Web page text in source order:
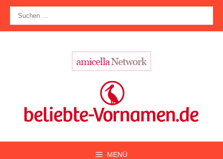
Zum
Inhalt
springen
nach:
MENÜ